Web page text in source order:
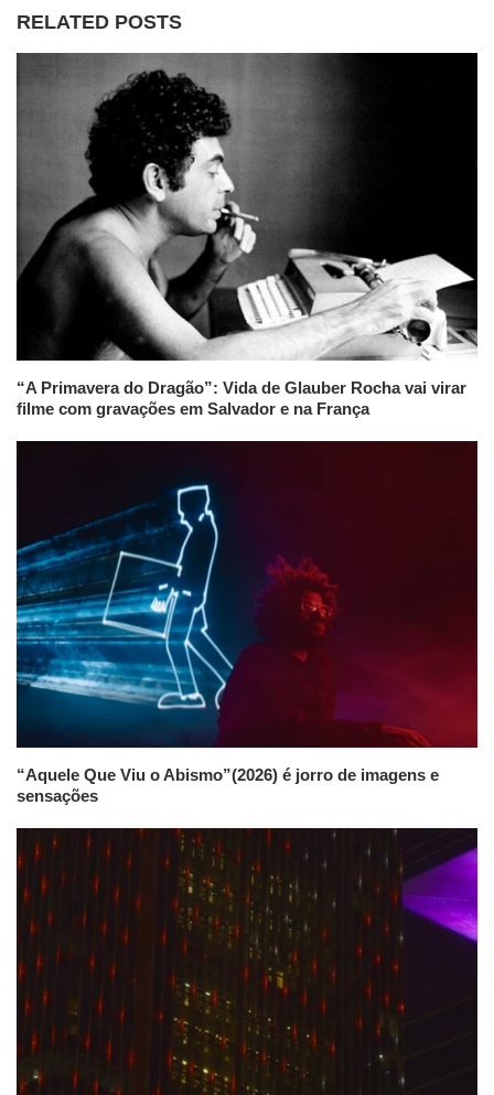
RELATED POSTS
“A Primavera do Dragão”: Vida de Glauber Rocha vai virar
filme com gravações em Salvador e na França
“Aquele Que Viu o Abismo”(2026) é jorro de imagens e
sensações